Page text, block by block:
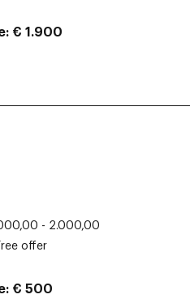
€ 1.900
- 2.000,00
offer
€ 500